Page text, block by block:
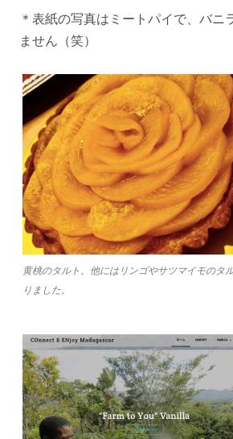
＊表紙の写真はミートパイで、バニ
ません（笑）
黄桃のタルト。他にはリンゴやサツマイモのタ
りました。